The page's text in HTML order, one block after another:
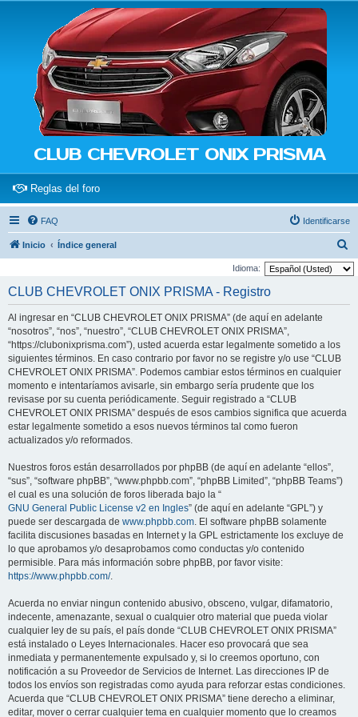
CLUB CHEVROLET ONIX PRISMA
Reglas del foro(Opens a new tab)
FAQ Identificarse
Inicio Índice general
u
Idioma:
CLUB CHEVROLET ONIX PRISMA - Registro
Al ingresar en “CLUB CHEVROLET ONIX PRISMA” (de aquí en adelante
“nosotros”, “nos”, “nuestro”, “CLUB CHEVROLET ONIX PRISMA”,
“https://clubonixprisma.com”), usted acuerda estar legalmente sometido a los
siguientes términos. En caso contrario por favor no se registre y/o use “CLUB
CHEVROLET ONIX PRISMA”. Podemos cambiar estos términos en cualquier
momento e intentaríamos avisarle, sin embargo sería prudente que los
revisase por su cuenta periódicamente. Seguir registrado a “CLUB
CHEVROLET ONIX PRISMA” después de esos cambios significa que acuerda
estar legalmente sometido a esos nuevos términos tal como fueron
actualizados y/o reformados.
Nuestros foros están desarrollados por phpBB (de aquí en adelante “ellos”,
“sus”, “software phpBB”, “www.phpbb.com”, “phpBB Limited”, “phpBB Teams”)
el cual es una solución de foros liberada bajo la “
GNU General Public License v2 en Ingles” (de aquí en adelante “GPL”) y
puede ser descargada de www.phpbb.com. El software phpBB solamente
facilita discusiones basadas en Internet y la GPL estrictamente los excluye de
lo que aprobamos y/o desaprobamos como conductas y/o contenido
permisible. Para más información sobre phpBB, por favor visite:
https://www.phpbb.com/.
Acuerda no enviar ningun contenido abusivo, obsceno, vulgar, difamatorio,
indecente, amenazante, sexual o cualquier otro material que pueda violar
cualquier ley de su país, el país donde “CLUB CHEVROLET ONIX PRISMA”
está instalado o Leyes Internacionales. Hacer eso provocará que sea
inmediata y permanentemente expulsado y, si lo creemos oportuno, con
notificación a su Proveedor de Servicios de Internet. Las direcciones IP de
todos los envíos son registradas como ayuda para reforzar estas condiciones.
Acuerda que “CLUB CHEVROLET ONIX PRISMA” tiene derecho a eliminar,
editar, mover o cerrar cualquier tema en cualquier momento que lo creamos